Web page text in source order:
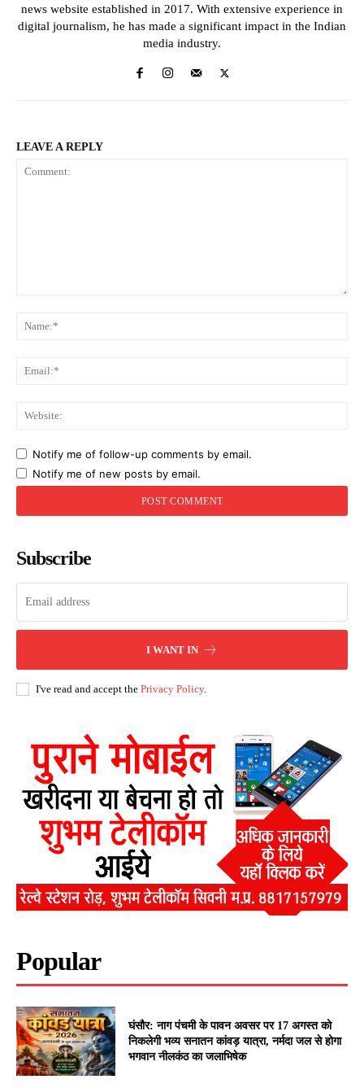
news website established in 2017. With extensive experience in
digital journalism, he has made a significant impact in the Indian
media industry.
LEAVE A REPLY
Notify me of follow-up comments by email.
Notify me of new posts by email.
Subscribe
I WANT IN
I've read and accept the Privacy Policy.
Popular
घंसौर: नाग पंचमी के पावन अवसर पर 17 अगस्त को
निकलेगी भव्य सनातन कांवड़ यात्रा, नर्मदा जल से होगा
भगवान नीलकंठ का जलाभिषेक